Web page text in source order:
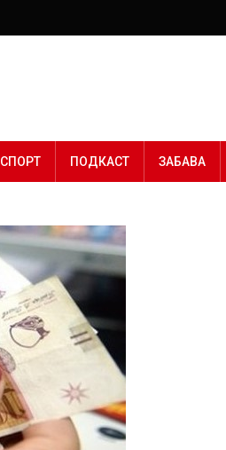
СПОРТ ПОДКАСТ ЗАБАВА